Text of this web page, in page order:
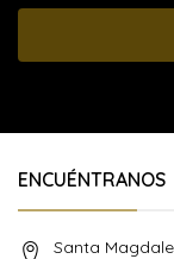
ENCUÉNTRANOS
Santa